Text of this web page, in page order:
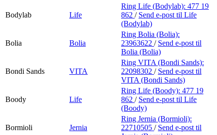
Bodylab Life
Ring Life (Bodylab): 477 19
862 / Send e-post til Life
(Bodylab)
Bolia Bolia
Ring Bolia (Bolia):
23963622 / Send e-post til
Bolia (Bolia)
Bondi Sands VITA
Ring VITA (Bondi Sands):
22098302 / Send e-post til
VITA (Bondi Sands)
Boody Life
Ring Life (Boody): 477 19
862 / Send e-post til Life
(Boody)
Bormioli Jernia
Ring Jernia (Bormioli):
22710505 / Send e-post til